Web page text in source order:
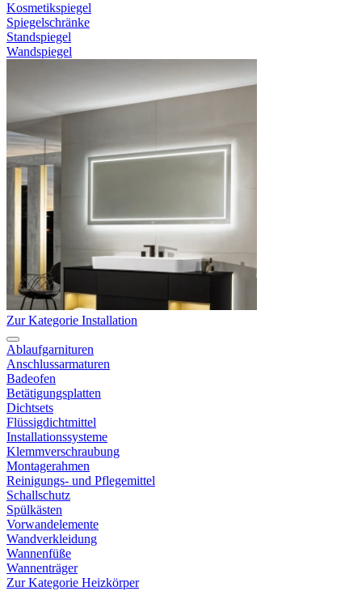
Kosmetikspiegel
Spiegelschränke
Standspiegel
Wandspiegel
Zur Kategorie Installation
Ablaufgarnituren
Anschlussarmaturen
Badeofen
Betätigungsplatten
Dichtsets
Flüssigdichtmittel
Installationssysteme
Klemmverschraubung
Montagerahmen
Reinigungs- und Pflegemittel
Schallschutz
Spülkästen
Vorwandelemente
Wandverkleidung
Wannenfüße
Wannenträger
Zur Kategorie Heizkörper